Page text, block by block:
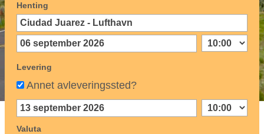
Henting
Levering
Annet avleveringssted?
Valuta